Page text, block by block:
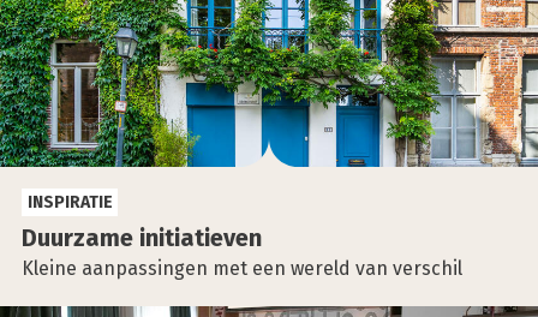
Duur­za­me ini­ti­a­tie­ven
Kleine aanpassingen met een wereld van verschil
INSPIRATIE